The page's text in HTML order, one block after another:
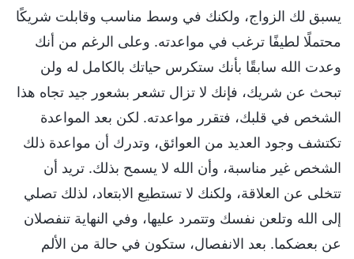
يسبق لك الزواج، ولكنك في وسط مناسب وقابلت شريكًا
محتملًا لطيفًا ترغب في مواعدته. وعلى الرغم من أنك
وعدت الله سابقًا بأنك ستكرس حياتك بالكامل له ولن
تبحث عن شريك، فإنك لا تزال تشعر بشعور جيد تجاه هذا
الشخص في قلبك، فتقرر مواعدته. لكن بعد المواعدة
تكتشف وجود العديد من العوائق، وتدرك أن مواعدة ذلك
الشخص غير مناسبة، وأن الله لا يسمح بذلك. تريد أن
تتخلى عن العلاقة، ولكنك لا تستطيع الابتعاد، لذلك تصلي
إلى الله وتلعن نفسك وتتمرد عليها، وفي النهاية تنفصلان
عن بعضكما. بعد الانفصال، ستكون في حالة من الألم